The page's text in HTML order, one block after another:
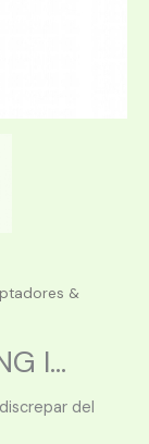
&
I...
del